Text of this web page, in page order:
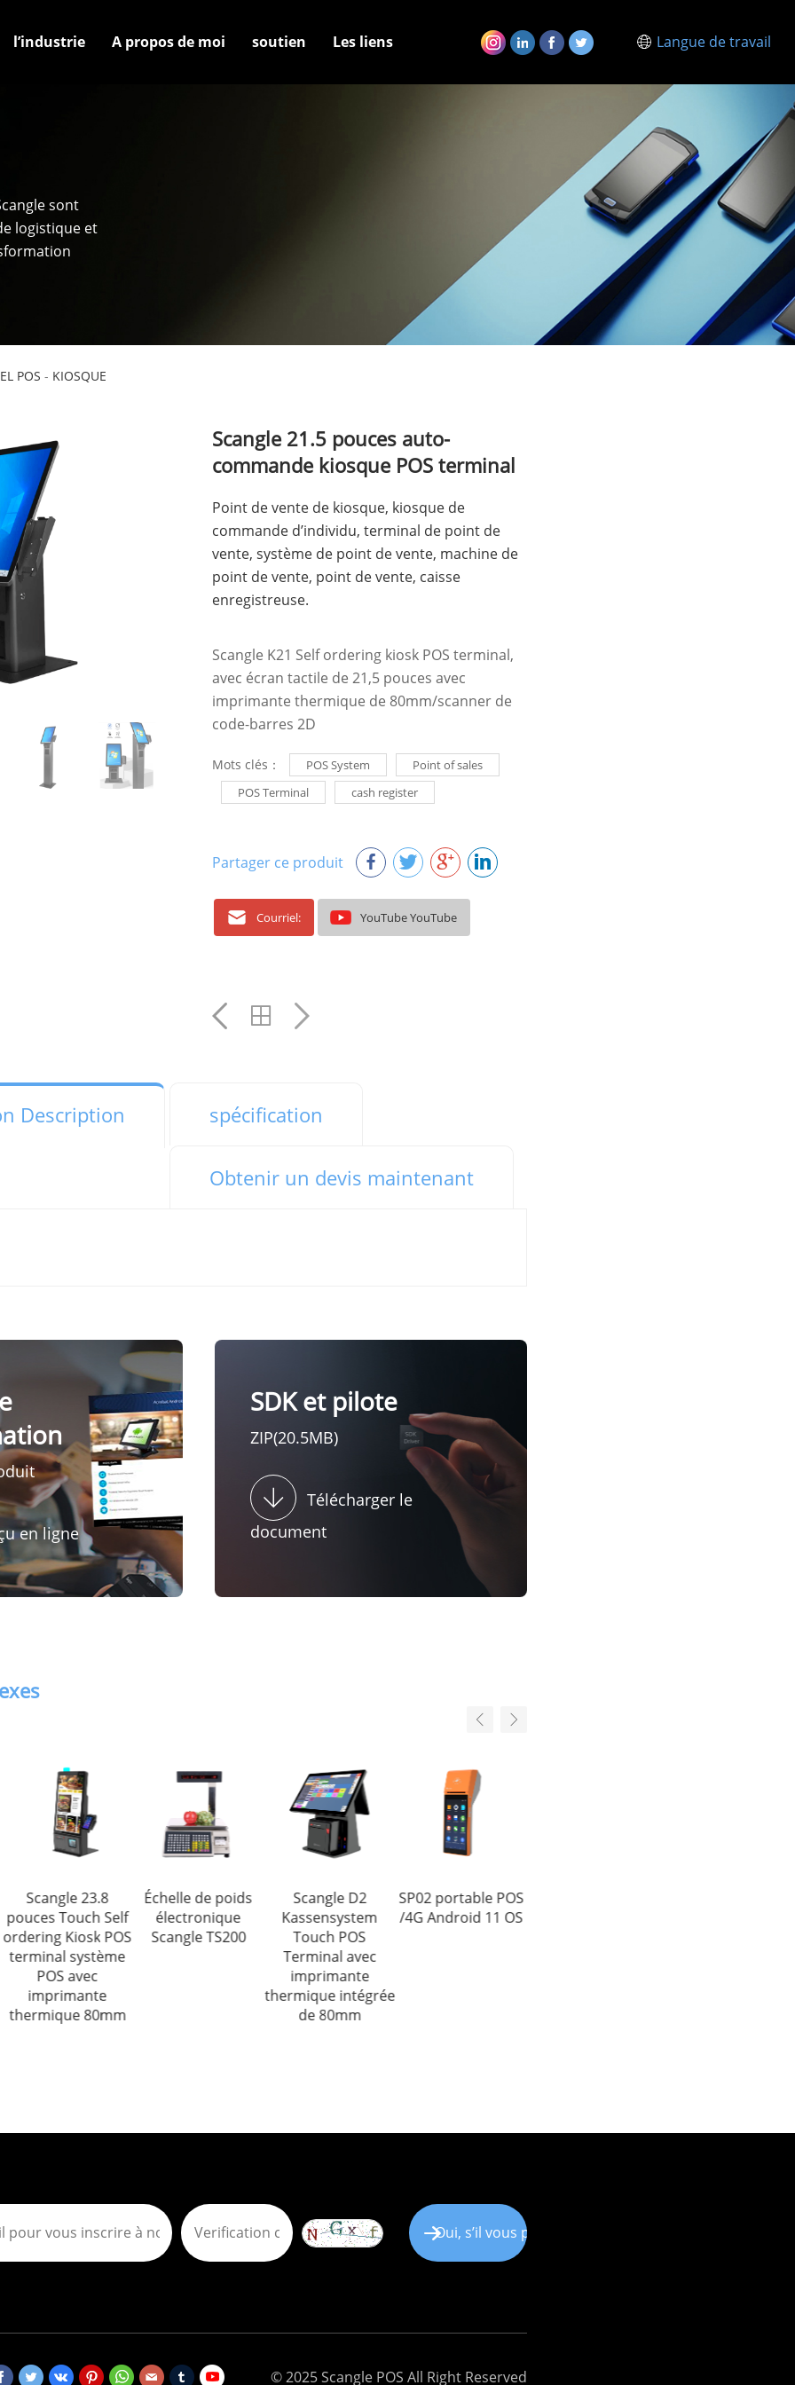
l’industrie A propos de moi soutien Les liens Langue de travail
sont
logistique et
POS - KIOSQUE
Scangle 21.5 pouces auto-
commande kiosque POS terminal
Point de vente de kiosque, kiosque de
commande d’individu, terminal de point de
vente, système de point de vente, machine de
point de vente, point de vente, caisse
enregistreuse.
Scangle K21 Self ordering kiosk POS terminal,
avec écran tactile de 21,5 pouces avec
imprimante thermique de 80mm/scanner de
code-barres 2D
Mots clés： POS System
Point of sales
POS Terminal
cash register
Partager ce produit
Courriel: YouTube YouTube
Description spécification
Obtenir un devis maintenant
en ligne
SDK et pilote
ZIP(20.5MB)
Télécharger le
document
Scangle 23.8
pouces Touch Self
ordering Kiosk POS
terminal système
POS avec
imprimante
thermique 80mm
Échelle de poids
électronique
Scangle TS200
Scangle D2
Kassensystem
Touch POS
Terminal avec
imprimante
thermique intégrée
de 80mm
SP02 portable POS
/4G Android 11 OS
© 2025 Scangle POS All Right Reserved